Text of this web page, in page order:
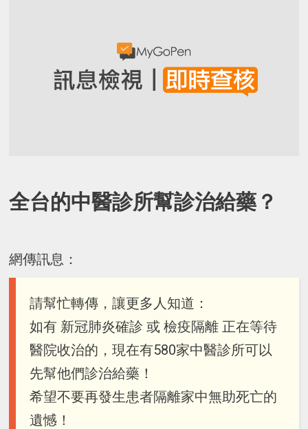
全台的中醫診所幫診治給藥？
網傳訊息：
請幫忙轉傳，讓更多人知道：
如有 新冠肺炎確診 或 檢疫隔離 正在等待
醫院收治的，現在有580家中醫診所可以
先幫他們診治給藥！
希望不要再發生患者隔離家中無助死亡的
遺憾！